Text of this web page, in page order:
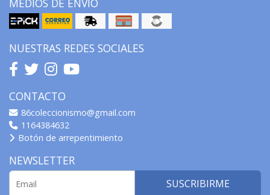
MEDIOS DE ENVÍO
NUESTRAS REDES SOCIALES
CONTACTO
86coleccionismo@gmail.com
1164384632
Botón de arrepentimiento
NEWSLETTER
SUSCRIBIRME